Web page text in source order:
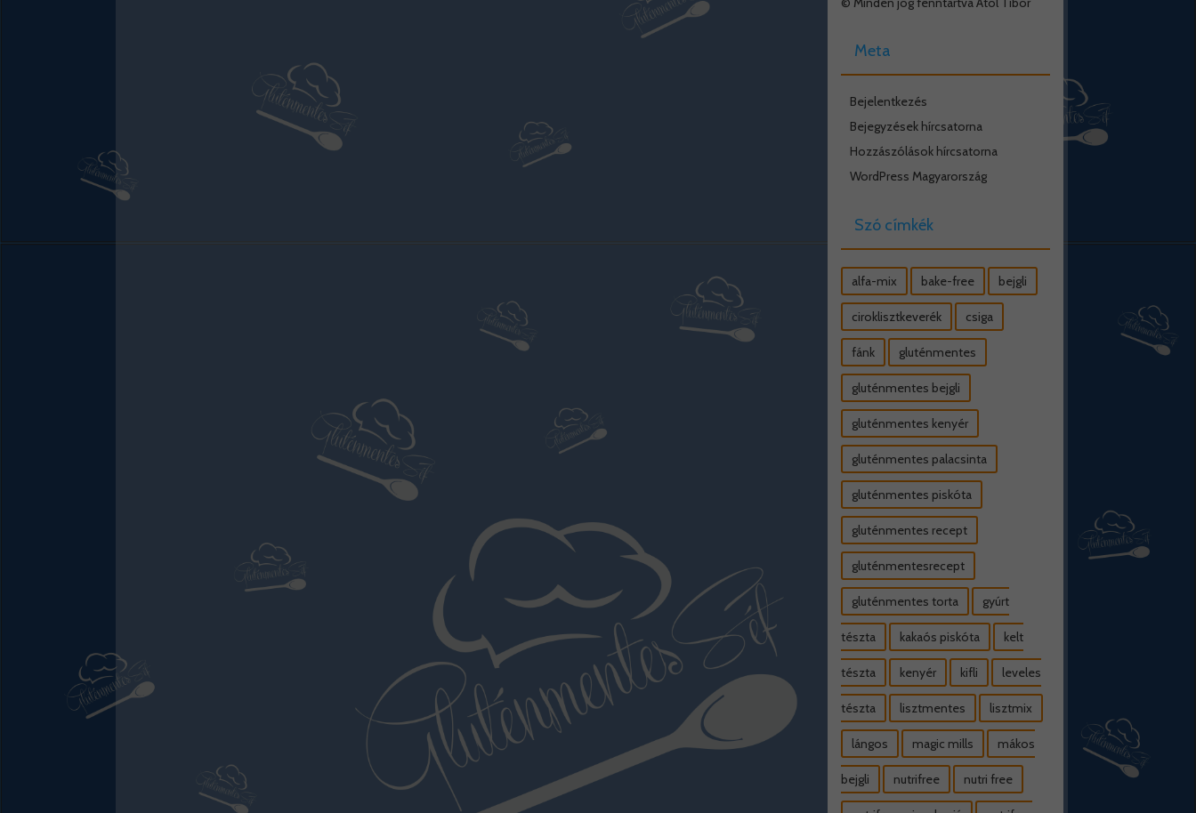
Meta
Bejelentkezés
Bejegyzések hírcsatorna
Hozzászólások hírcsatorna
WordPress Magyarország
Szó címkék
alfa-mix bake-free bejgli
ciroklisztkeverék csiga
fánk gluténmentes
gluténmentes bejgli
gluténmentes kenyér
gluténmentes palacsinta
gluténmentes piskóta
gluténmentes recept
gluténmentesrecept
gluténmentes torta gyúrt
tészta kakaós piskóta kelt
tészta kenyér kifli leveles
tészta lisztmentes lisztmix
lángos magic mills mákos
bejgli nutrifree nutri free